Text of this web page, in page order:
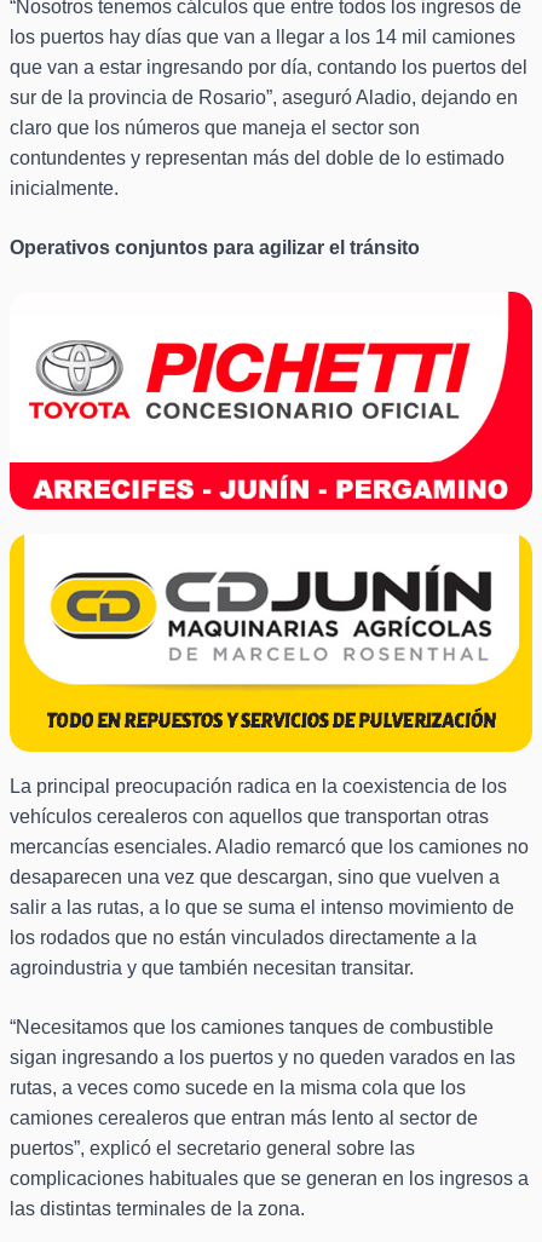
“Nosotros tenemos cálculos que entre todos los ingresos de
los puertos hay días que van a llegar a los 14 mil camiones
que van a estar ingresando por día, contando los puertos del
sur de la provincia de Rosario”, aseguró Aladio, dejando en
claro que los números que maneja el sector son
contundentes y representan más del doble de lo estimado
inicialmente.
Operativos conjuntos para agilizar el tránsito
La principal preocupación radica en la coexistencia de los
vehículos cerealeros con aquellos que transportan otras
mercancías esenciales. Aladio remarcó que los camiones no
desaparecen una vez que descargan, sino que vuelven a
salir a las rutas, a lo que se suma el intenso movimiento de
los rodados que no están vinculados directamente a la
agroindustria y que también necesitan transitar.
“Necesitamos que los camiones tanques de combustible
sigan ingresando a los puertos y no queden varados en las
rutas, a veces como sucede en la misma cola que los
camiones cerealeros que entran más lento al sector de
puertos”, explicó el secretario general sobre las
complicaciones habituales que se generan en los ingresos a
las distintas terminales de la zona.